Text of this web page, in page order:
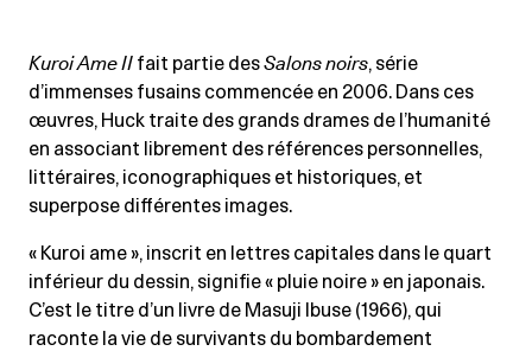
Kuroi Ame II fait partie desSalons noirs, série
d’immenses fusains commencée en 2006. Dans ces
œuvres, Huck traite des grands drames de l’humanité
en associant librement des références personnelles,
littéraires, iconographiques et historiques, et
superpose différentes images.
« Kuroi ame », inscrit en lettres capitales dans le quart
inférieur du dessin, signifie « pluie noire » en japonais.
C’est le titre d’un livre de Masuji Ibuse (1966), qui
raconte la vie de survivants du bombardement